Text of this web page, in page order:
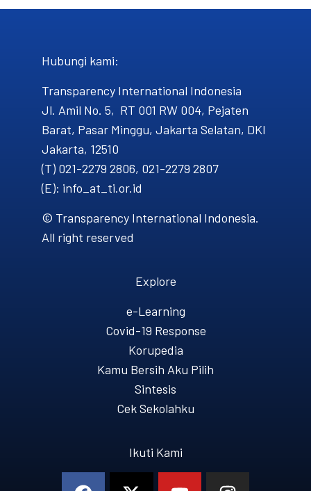
Hubungi kami​:
Transparency International Indonesia
Jl. Amil No. 5, RT 001 RW 004, Pejaten
Barat, Pasar Minggu, Jakarta Selatan, DKI
Jakarta, 12510
(T) 021-2279 2806, 021-2279 2807
(E): info_at_ti.or.id
© Transparency International Indonesia.
All right reserved
Explore
e-Learning
Covid-19 Response
Korupedia
Kamu Bersih Aku Pilih
Sintesis
Cek Sekolahku
Ikuti Kami